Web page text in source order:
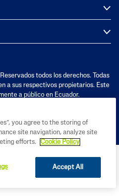
todos los derechos. Todas
a sus respectivos propietarios. Este
a público en Ecuador.
you agree to the storing of
site navigation, analyze site
efforts.
Cookie Policy
Accept All